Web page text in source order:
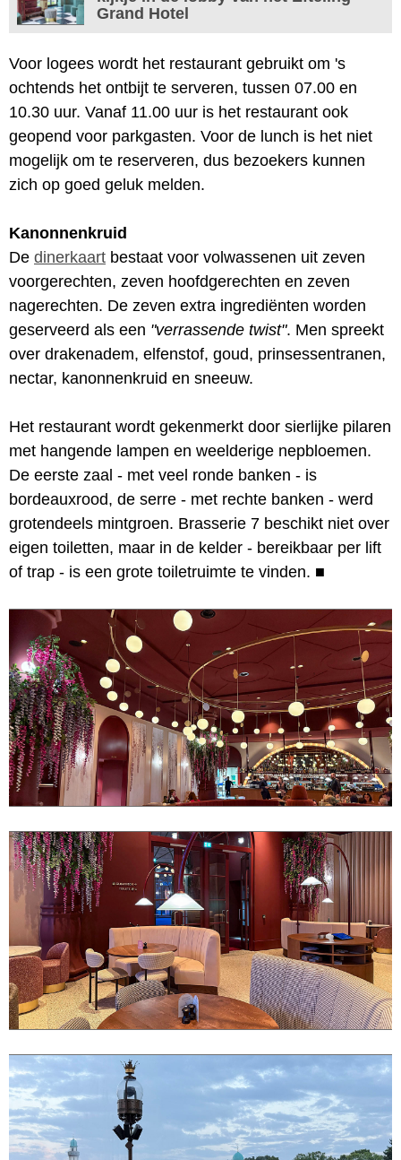
Grand Hotel
Voor logees wordt het restaurant gebruikt om 's
ochtends het ontbijt te serveren, tussen 07.00 en
10.30 uur. Vanaf 11.00 uur is het restaurant ook
geopend voor parkgasten. Voor de lunch is het niet
mogelijk om te reserveren, dus bezoekers kunnen
zich op goed geluk melden.
Kanonnenkruid
De dinerkaart bestaat voor volwassenen uit zeven
voorgerechten, zeven hoofdgerechten en zeven
nagerechten. De zeven extra ingrediënten worden
geserveerd als een "verrassende twist". Men spreekt
over drakenadem, elfenstof, goud, prinsessentranen,
nectar, kanonnenkruid en sneeuw.
Het restaurant wordt gekenmerkt door sierlijke pilaren
met hangende lampen en weelderige nepbloemen.
De eerste zaal - met veel ronde banken - is
bordeauxrood, de serre - met rechte banken - werd
grotendeels mintgroen. Brasserie 7 beschikt niet over
eigen toiletten, maar in de kelder - bereikbaar per lift
of trap - is een grote toiletruimte te vinden. ■